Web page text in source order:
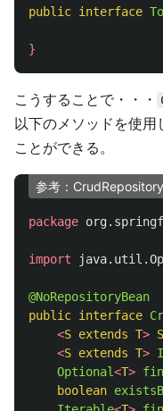
public interface
}
こうすることで・・・
以下のメソッドを使
ことができる。
参考：
package
import
@NoRepositoryBean
public interface
<S extends T> S
<S extends T>
Optional<T>
boolean